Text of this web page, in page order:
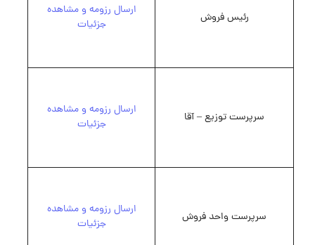
رئیس فروش
ارسال رزومه و مشاهده
جزئیات
سرپرست توزیع – آقا
ارسال رزومه و مشاهده
جزئیات
سرپرست واحد فروش
ارسال رزومه و مشاهده
جزئیات